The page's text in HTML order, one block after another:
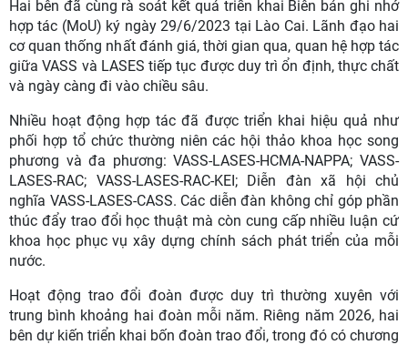
Hai bên đã cùng rà soát kết quả triển khai Biên bản ghi nhớ
hợp tác (MoU) ký ngày 29/6/2023 tại Lào Cai. Lãnh đạo hai
cơ quan thống nhất đánh giá, thời gian qua, quan hệ hợp tác
giữa VASS và LASES tiếp tục được duy trì ổn định, thực chất
và ngày càng đi vào chiều sâu.
Nhiều hoạt động hợp tác đã được triển khai hiệu quả như
phối hợp tổ chức thường niên các hội thảo khoa học song
phương và đa phương: VASS-LASES-HCMA-NAPPA; VASS-
LASES-RAC; VASS-LASES-RAC-KEI; Diễn đàn xã hội chủ
nghĩa VASS-LASES-CASS. Các diễn đàn không chỉ góp phần
thúc đẩy trao đổi học thuật mà còn cung cấp nhiều luận cứ
khoa học phục vụ xây dựng chính sách phát triển của mỗi
nước.
Hoạt động trao đổi đoàn được duy trì thường xuyên với
trung bình khoảng hai đoàn mỗi năm. Riêng năm 2026, hai
bên dự kiến triển khai bốn đoàn trao đổi, trong đó có chương